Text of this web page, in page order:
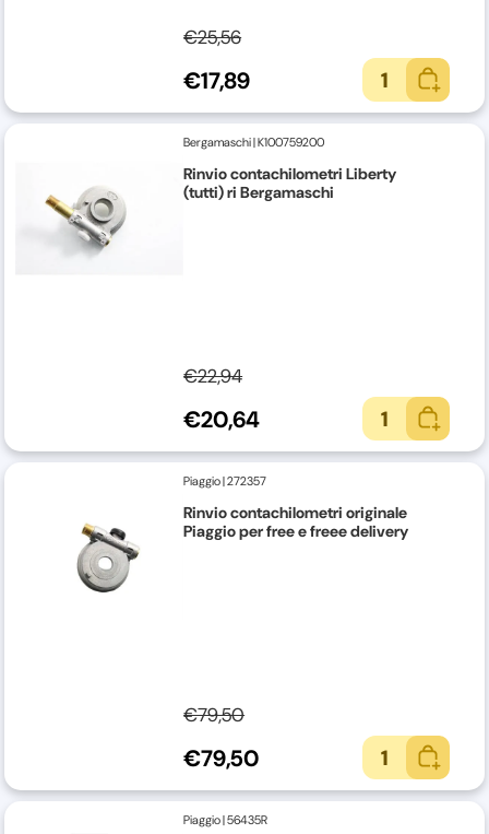
€25,56
€17,89 1
Bergamaschi|K100759200
Rinvio contachilometri Liberty
(tutti) ri Bergamaschi
€22,94
€20,64 1
Piaggio|272357
Rinvio contachilometri originale
Piaggio per free e freee delivery
€79,50
€79,50 1
Piaggio|56435R